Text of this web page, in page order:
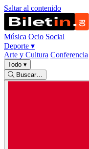
Saltar al contenido
Música Ocio Social
Deporte ▾
Arte y Cultura Conferencia
Todo ▾
Buscar…